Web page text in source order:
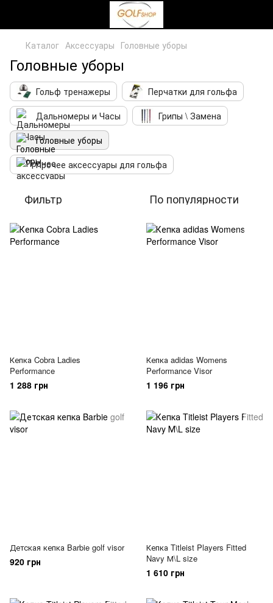
Каталог Аксессуары Головные уборы
Головные уборы
Гольф тренажеры
Перчатки для гольфа
Дальномеры и Часы
Грипы \ Замена
Головные уборы
Прочее аксессуары для гольфа
Фильтр По популярности
Кепка Cobra Ladies
Performance
1 288 грн
Кепка adidas Womens
Performance Visor
1 196 грн
Детская кепка Barbie golf visor
920 грн
Кепка Titleist Players Fitted
Navy М\L size
1 610 грн